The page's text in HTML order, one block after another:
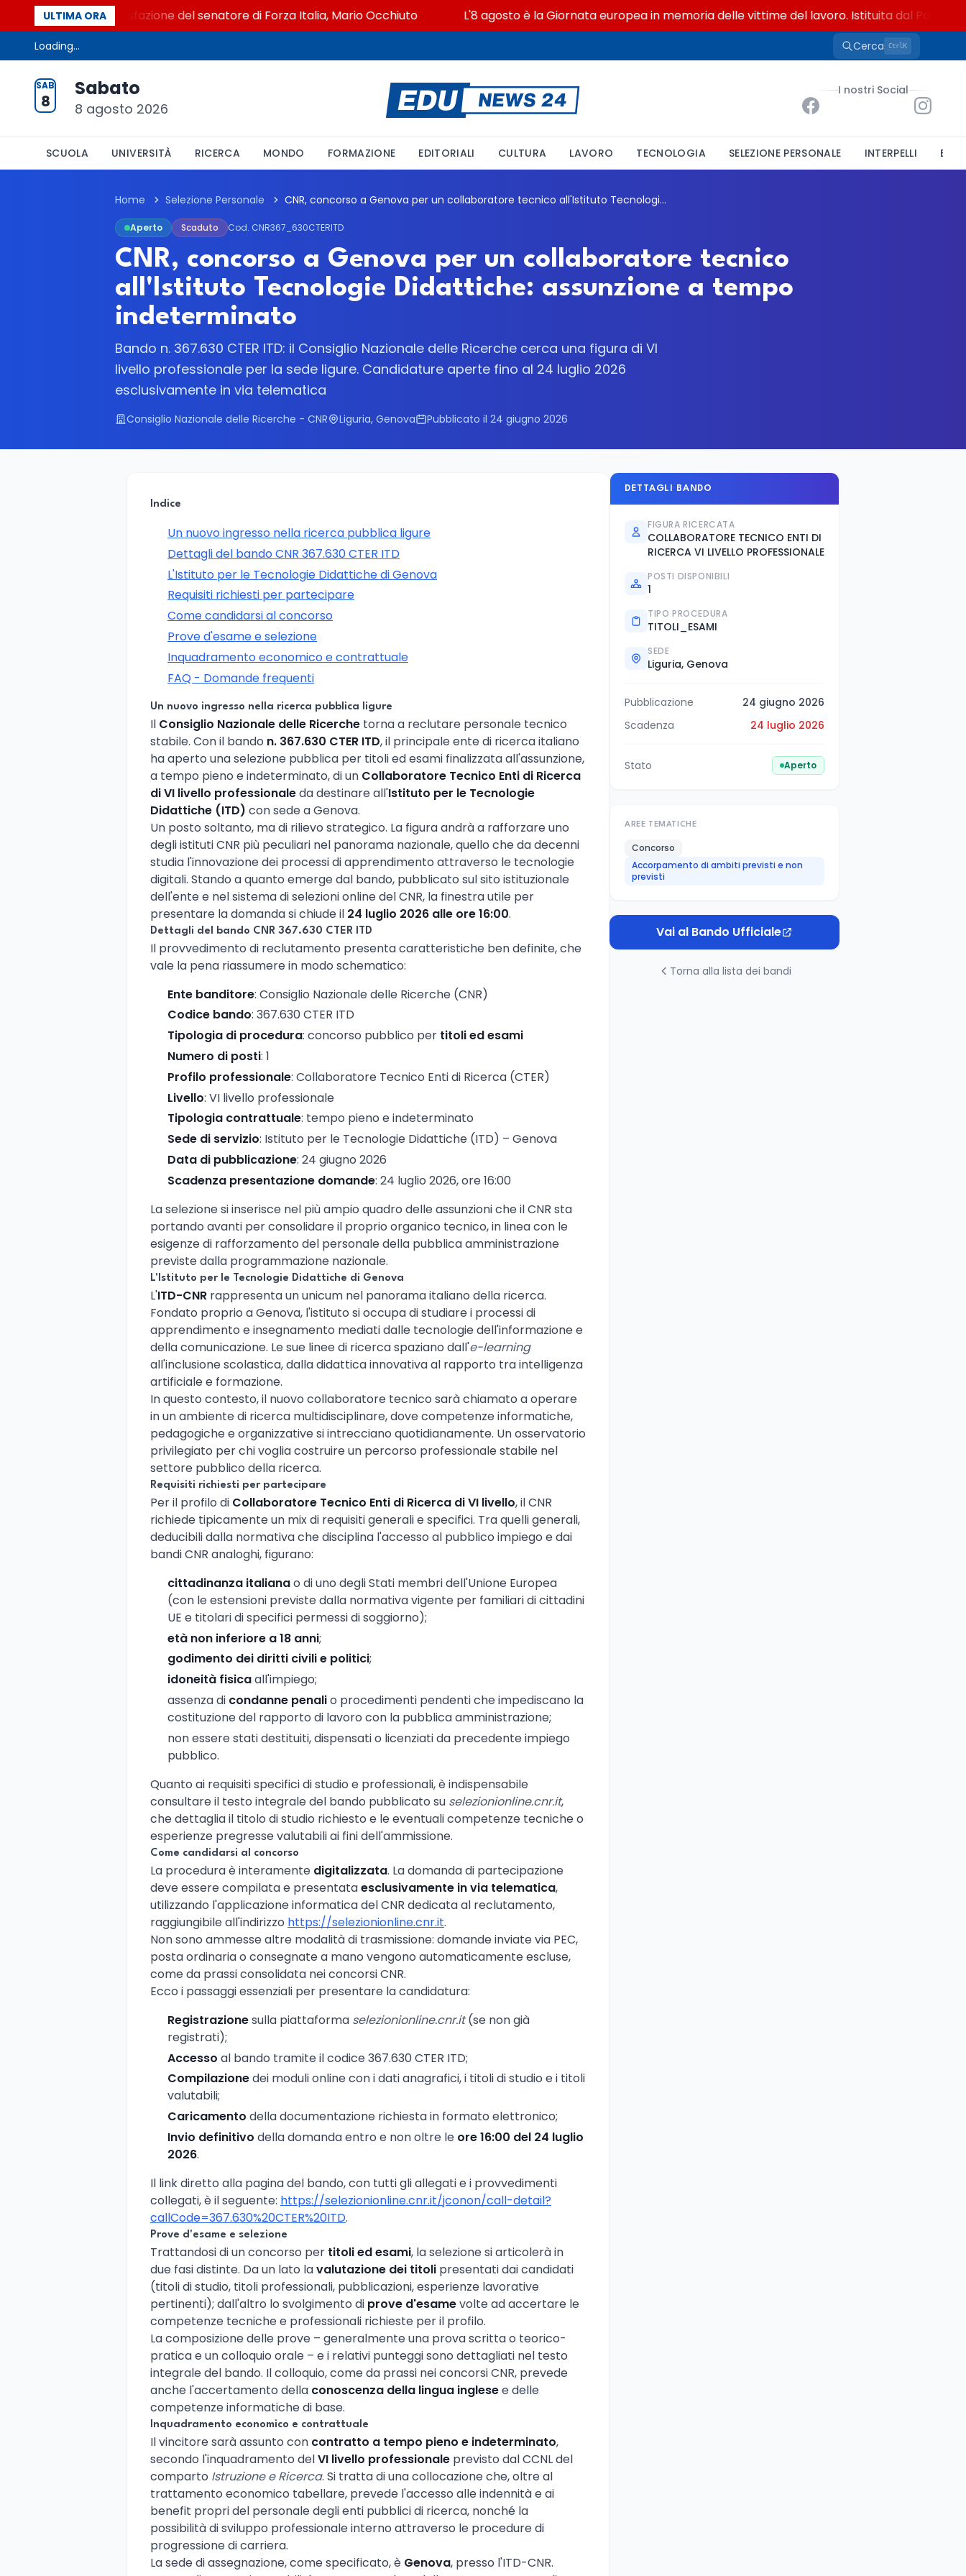
ULTIMA ORA
La soddisfazione del senatore di Forza Italia, Mario Occhiuto L'8 agosto è la Giornata europea in memoria delle vittime del lavoro. Istituita dal
Loading... Cerca CtrlK
SAB
8
Sabato
8 agosto 2026
I nostri Social
SCUOLA UNIVERSITÀ RICERCA MONDO FORMAZIONE EDITORIALI CULTURA LAVORO TECNOLOGIA SELEZIONE PERSONALE INTERPELLI
Home Selezione Personale CNR, concorso a Genova per un collaboratore tecnico all'Istituto Tecnologie Didattiche: assunzione a tempo indeterminato
Aperto Scaduto Cod. CNR367_630CTERITD
CNR, concorso a Genova per un collaboratore tecnico
all'Istituto Tecnologie Didattiche: assunzione a tempo
indeterminato
Bando n. 367.630 CTER ITD: il Consiglio Nazionale delle Ricerche cerca una figura di VI
livello professionale per la sede ligure. Candidature aperte fino al 24 luglio 2026
esclusivamente in via telematica
Consiglio Nazionale delle Ricerche - CNR Liguria, Genova Pubblicato il 24 giugno 2026
Indice
Un nuovo ingresso nella ricerca pubblica ligure
Dettagli del bando CNR 367.630 CTER ITD
L'Istituto per le Tecnologie Didattiche di Genova
Requisiti richiesti per partecipare
Come candidarsi al concorso
Prove d'esame e selezione
Inquadramento economico e contrattuale
FAQ - Domande frequenti
Un nuovo ingresso nella ricerca pubblica ligure
Il Consiglio Nazionale delle Ricerche torna a reclutare personale tecnico
stabile. Con il bando n. 367.630 CTER ITD, il principale ente di ricerca italiano
ha aperto una selezione pubblica per titoli ed esami finalizzata all'assunzione,
a tempo pieno e indeterminato, di un Collaboratore Tecnico Enti di Ricerca
di VI livello professionaleda destinare all'Istituto per le Tecnologie
Didattiche (ITD) con sede a Genova.
Un posto soltanto, ma di rilievo strategico. La figura andrà a rafforzare uno
degli istituti CNR più peculiari nel panorama nazionale, quello che da decenni
studia l'innovazione dei processi di apprendimento attraverso le tecnologie
digitali. Stando a quanto emerge dal bando, pubblicato sul sito istituzionale
dell'ente e nel sistema di selezioni online del CNR, la finestra utile per
presentare la domanda si chiude il 24 luglio 2026 alle ore 16:00.
Dettagli del bando CNR 367.630 CTER ITD
Il provvedimento di reclutamento presenta caratteristiche ben definite, che
vale la pena riassumere in modo schematico:
Ente banditore: Consiglio Nazionale delle Ricerche (CNR)
Codice bando: 367.630 CTER ITD
Tipologia di procedura: concorso pubblico per titoli ed esami
Numero di posti: 1
Profilo professionale: Collaboratore Tecnico Enti di Ricerca (CTER)
Livello: VI livello professionale
Tipologia contrattuale: tempo pieno e indeterminato
Sede di servizio: Istituto per le Tecnologie Didattiche (ITD) – Genova
Data di pubblicazione: 24 giugno 2026
Scadenza presentazione domande: 24 luglio 2026, ore 16:00
La selezione si inserisce nel più ampio quadro delle assunzioni che il CNR sta
portando avanti per consolidare il proprio organico tecnico, in linea con le
esigenze di rafforzamento del personale della pubblica amministrazione
previste dalla programmazione nazionale.
L'Istituto per le Tecnologie Didattiche di Genova
L'ITD-CNR rappresenta un unicum nel panorama italiano della ricerca.
Fondato proprio a Genova, l'istituto si occupa di studiare i processi di
apprendimento e insegnamento mediati dalle tecnologie dell'informazione e
della comunicazione. Le sue linee di ricerca spaziano dall'e-learning
all'inclusione scolastica, dalla didattica innovativa al rapporto tra intelligenza
artificiale e formazione.
In questo contesto, il nuovo collaboratore tecnico sarà chiamato a operare
in un ambiente di ricerca multidisciplinare, dove competenze informatiche,
pedagogiche e organizzative si intrecciano quotidianamente. Un osservatorio
privilegiato per chi voglia costruire un percorso professionale stabile nel
settore pubblico della ricerca.
Requisiti richiesti per partecipare
Per il profilo di Collaboratore Tecnico Enti di Ricerca di VI livello, il CNR
richiede tipicamente un mix di requisiti generali e specifici. Tra quelli generali,
deducibili dalla normativa che disciplina l'accesso al pubblico impiego e dai
bandi CNR analoghi, figurano:
cittadinanza italianao di uno degli Stati membri dell'Unione Europea
(con le estensioni previste dalla normativa vigente per familiari di cittadini
UE e titolari di specifici permessi di soggiorno);
età non inferiore a 18 anni;
godimento dei diritti civili e politici;
idoneità fisicaall'impiego;
assenza di condanne penalio procedimenti pendenti che impediscano la
costituzione del rapporto di lavoro con la pubblica amministrazione;
non essere stati destituiti, dispensati o licenziati da precedente impiego
pubblico.
Quanto ai requisiti specifici di studio e professionali, è indispensabile
consultare il testo integrale del bando pubblicato su selezionionline.cnr.it,
che dettaglia il titolo di studio richiesto e le eventuali competenze tecniche o
esperienze pregresse valutabili ai fini dell'ammissione.
Come candidarsi al concorso
La procedura è interamente digitalizzata. La domanda di partecipazione
deve essere compilata e presentataesclusivamente in via telematica,
utilizzando l'applicazione informatica del CNR dedicata al reclutamento,
raggiungibile all'indirizzo https://selezionionline.cnr.it.
Non sono ammesse altre modalità di trasmissione: domande inviate via PEC,
posta ordinaria o consegnate a mano vengono automaticamente escluse,
come da prassi consolidata nei concorsi CNR.
Ecco i passaggi essenziali per presentare la candidatura:
Registrazionesulla piattaforma selezionionline.cnr.it(se non già
registrati);
Accesso al bando tramite il codice 367.630 CTER ITD;
Compilazionedei moduli online con i dati anagrafici, i titoli di studio e i titoli
valutabili;
Caricamento della documentazione richiesta in formato elettronico;
Invio definitivo della domanda entro e non oltre le ore 16:00 del 24 luglio
2026.
Il link diretto alla pagina del bando, con tutti gli allegati e i provvedimenti
collegati, è il seguente: https://selezionionline.cnr.it/jconon/call-detail?
callCode=367.630%20CTER%20ITD.
Prove d'esame e selezione
Trattandosi di un concorso per titoli ed esami, la selezione si articolerà in
due fasi distinte. Da un lato lavalutazione dei titoli presentati dai candidati
(titoli di studio, titoli professionali, pubblicazioni, esperienze lavorative
pertinenti); dall'altro lo svolgimento di prove d'esamevolte ad accertare le
competenze tecniche e professionali richieste per il profilo.
La composizione delle prove – generalmente una prova scritta o teorico-
pratica e un colloquio orale – e i relativi punteggi sono dettagliati nel testo
integrale del bando. Il colloquio, come da prassi nei concorsi CNR, prevede
anche l'accertamento della conoscenza della lingua inglesee delle
competenze informatiche di base.
Inquadramento economico e contrattuale
Il vincitore sarà assunto con contratto a tempo pieno e indeterminato,
secondo l'inquadramento delVI livello professionale previsto dal CCNL del
comparto Istruzione e Ricerca. Si tratta di una collocazione che, oltre al
trattamento economico tabellare, prevede l'accesso alle indennità e ai
benefit propri del personale degli enti pubblici di ricerca, nonché la
possibilità di sviluppo professionale interno attraverso le procedure di
progressione di carriera.
La sede di assegnazione, come specificato, è Genova, presso l'ITD-CNR.
DETTAGLI BANDO
FIGURA RICERCATA
COLLABORATORE TECNICO ENTI DI
RICERCA VI LIVELLO PROFESSIONALE
POSTI DISPONIBILI
1
TIPO PROCEDURA
TITOLI_ESAMI
SEDE
Liguria, Genova
Pubblicazione
24 giugno 2026
Scadenza
24 luglio 2026
Stato Aperto
AREE TEMATICHE
Concorso
Accorpamento di ambiti previsti e non
previsti
Vai al Bando Ufficiale
Torna alla lista dei bandi